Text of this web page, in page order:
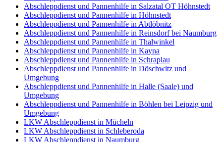
Abschleppdienst und Pannenhilfe in Salzatal OT Höhnstedt
Abschleppdienst und Pannenhilfe in Höhnstedt
Abschleppdienst und Pannenhilfe in Abtlöbnitz
Abschleppdienst und Pannenhilfe in Reinsdorf bei Naumburg
Abschleppdienst und Pannenhilfe in Thalwinkel
Abschleppdienst und Pannenhilfe in Kayna
Abschleppdienst und Pannenhilfe in Schraplau
Abschleppdienst und Pannenhilfe in Döschwitz und
Umgebung
Abschleppdienst und Pannenhilfe in Halle (Saale) und
Umgebung
Abschleppdienst und Pannenhilfe in Böhlen bei Leipzig und
Umgebung
LKW Abschleppdienst in Mücheln
LKW Abschleppdienst in Schleberoda
LKW Abschleppdienst in Naumburg